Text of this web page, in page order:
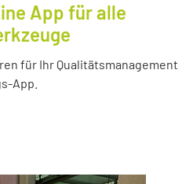
App für alle
für Ihr Qualitätsmanagement
App.